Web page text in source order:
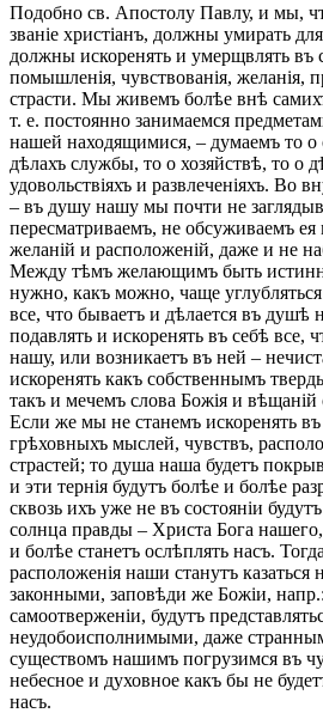
Подобно св. Апостолу Павлу, и мы,
званіе христіанъ, должны умирать
должны искоренять и умерщвлять въ
помышленія, чувствованія, желанія,
страсти. Мы живемъ болѣе внѣ
т. е. постоянно занимаемся
нашей находящимися, – думаемъ то о
дѣлахъ службы, то о хозяйствѣ, то о
удовольствіяхъ и развлеченіяхъ. Во
– въ душу нашу мы почти не
пересматриваемъ, не обсуживаемъ
желаній и расположеній, даже и не
Между тѣмъ желающимъ быть
нужно, какъ можно, чаще углубляться
все, что бываетъ и дѣлается въ душѣ
подавлять и искоренять въ себѣ все,
нашу, или возникаетъ въ ней –
искоренять какъ собственнымъ
такъ и мечемъ слова Божія и
Если же мы не станемъ искоренять
грѣховныхъ мыслей, чувствъ,
страстей; то душа наша будетъ
и эти тернія будутъ болѣе и болѣе
сквозь ихъ уже не въ состояніи
солнца правды – Христа Бога
и болѣе станетъ ослѣплять насъ.
расположенія наши станутъ
законными, заповѣди же Божіи,
самоотверженіи, будутъ
неудобоисполнимыми, даже
существомъ нашимъ погрузимся въ
небесное и духовное какъ бы не
насъ.